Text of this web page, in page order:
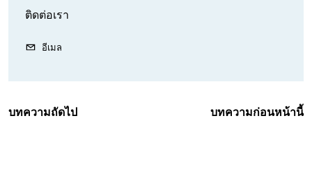
ติดต่อเรา
อีเมล
บทความถัดไป บทความก่อนหน้านี้